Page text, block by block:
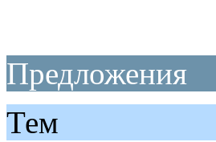
Предложения
Тем